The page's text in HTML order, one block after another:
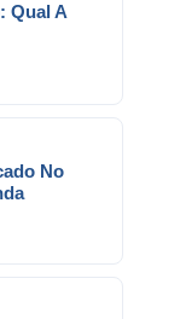
Qual A
No